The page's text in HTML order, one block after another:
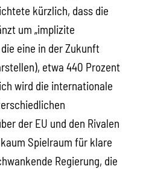
kürzlich, dass die
um „implizite
eine in der Zukunft
etwa 440 Prozent
wird die internationale
der EU und den Rivalen
Spielraum für klare
Regierung, die